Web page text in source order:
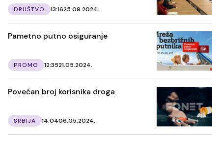
DRUŠTVO 13:1625.09.2024.
Pametno putno osiguranje
PROMO 12:3521.05.2024.
Povećan broj korisnika droga
SRBIJA 14:0406.05.2024.